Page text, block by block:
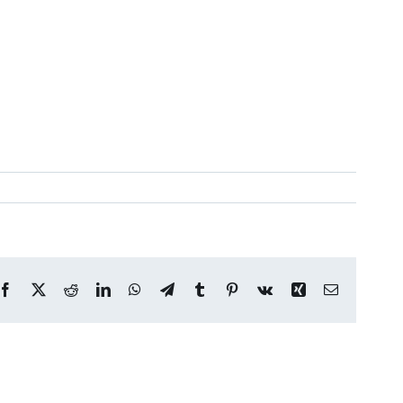
Facebook
X RedditLinkedInWhatsApp
TelegramTumblr Pinterest
Vk Xing Correo